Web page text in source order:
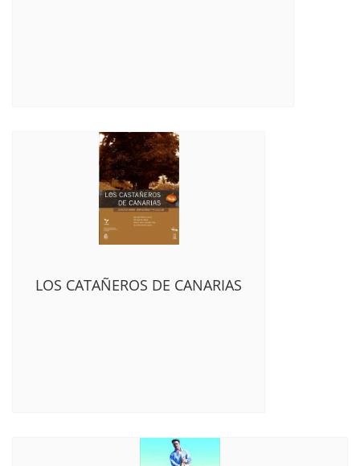
LOS CATAÑEROS DE CANARIAS